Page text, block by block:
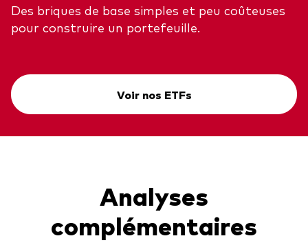
Des briques de base simples et peu coûteuses
pour construire un portefeuille.
Voir nos ETFs
Analyses
complémentaires